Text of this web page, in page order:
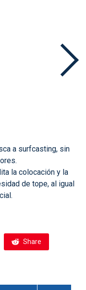
a surfcasting, sin
la colocación y la
de tope, al igual
Share